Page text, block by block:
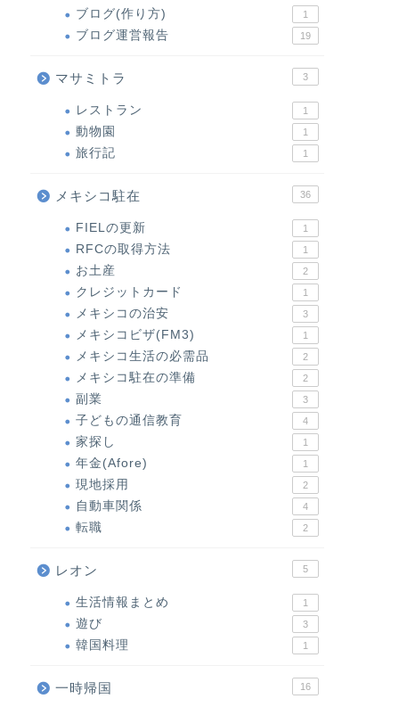
ブログ(作り方) 1
ブログ運営報告 19
マサミトラ 3
レストラン 1
動物園 1
旅行記 1
メキシコ駐在 36
FIELの更新 1
RFCの取得方法 1
お土産 2
クレジットカード 1
メキシコの治安 3
メキシコビザ(FM3) 1
メキシコ生活の必需品 2
メキシコ駐在の準備 2
副業 3
子どもの通信教育 4
家探し 1
年金(Afore) 1
現地採用 2
自動車関係 4
転職 2
レオン 5
生活情報まとめ 1
遊び 3
韓国料理 1
一時帰国 16